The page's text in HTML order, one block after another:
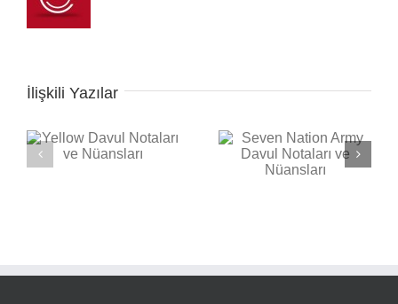
İlişkili Yazılar
Seven Nation Army
Back in Black Davul
Notaları ve Nüansları